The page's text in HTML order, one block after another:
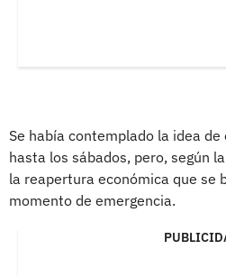
Se había contemplado la idea
hasta los sábados, pero, según
la reapertura económica que se
momento de emergencia.